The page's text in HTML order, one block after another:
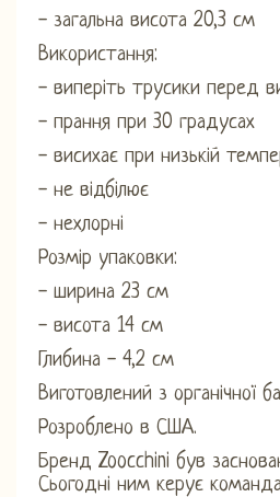
- загальна висота 20,3 см
Використання:
- виперіть трусики перед
- прання при 30 градусах
- висихає при низькій
- не відбілює
- нехлорні
Розмір упаковки:
- ширина 23 см
- висота 14 см
Глибина - 4,2 см
Виготовлений з органічної
Розроблено в США.
Бренд Zoocchini був
Сьогодні ним керує